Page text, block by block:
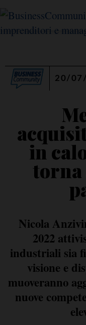
20/
in
Nicola
2022
industriali sia
visione e
muoveranno
nuove